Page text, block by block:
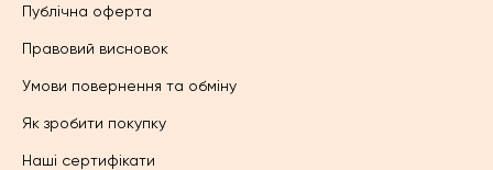
Публічна оферта
Правовий висновок
Умови повернення та обміну
Як зробити покупку
Наші сертифікати